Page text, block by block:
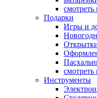
смотреть
Подарки
Игры и
смотреть
Инструменты